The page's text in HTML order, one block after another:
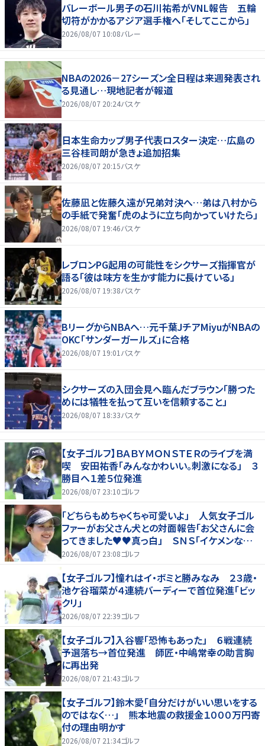
バレーボール男子の石川祐希がVNL報告 五輪
切符がかかるアジア選手権へ「そしてここから」
2026/08/07 10:08バレー
NBAの2026－27シーズン全日程は来週発表され
る見通し…現地記者が報道
2026/08/07 20:24バスケ
日本生命カップ男子代表ロスター決定…広島の
三谷桂司朗が急きょ追加招集
2026/08/07 20:15バスケ
佐藤凪と佐藤久遠が兄弟対決へ…弟は八村から
の手紙で発奮「虎のように立ち向かっていけたら」
2026/08/07 19:46バスケ
レブロンPG起用の可能性をシクサーズ指揮官が
語る「彼は味方を生かす能力に長けている」
2026/08/07 19:38バスケ
BリーグからNBAへ…元千葉JチアMiyuがNBAの
OKC「サンダーガールズ」に合格
2026/08/07 19:01 バスケ
シクサーズの入団会見へ臨んだブラウン「勝つた
めには犠牲を払って互いを信頼すること」
2026/08/07 18:33バスケ
【女子ゴルフ】ＢＡＢＹＭＯＮＳＴＥＲのライブを満
喫 安田祐香「みんなかわいい。刺激になる」 ３
勝目へ１差５位発進
2026/08/07 23:10ゴルフ
「どちらもめちゃくちゃ可愛いよ」 人気女子ゴル
ファーがお父さん犬との対面報告「お父さんに会
ってきました♥♥真っ白」 ＳＮＳ「イケメンなお
父さん」「白戸家入りするんですか？」
2026/08/07 23:08ゴルフ
【女子ゴルフ】憧れはイ・ボミと勝みなみ ２３歳・
池ケ谷瑠菜が４連続バーディーで首位発進「ビッ
クリ」
2026/08/07 22:39ゴルフ
【女子ゴルフ】入谷響「恐怖もあった」 ６戦連続
予選落ち→首位発進 師匠・中嶋常幸の助言胸
に再出発
2026/08/07 21:43ゴルフ
【女子ゴルフ】鈴木愛「自分だけがいい思いをする
のではなく…」 熊本地震の救援金１０００万円寄
付の理由明かす
2026/08/07 21:34ゴルフ